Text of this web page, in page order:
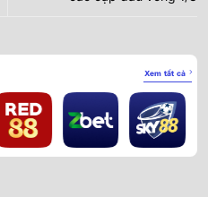
Xem tất cả